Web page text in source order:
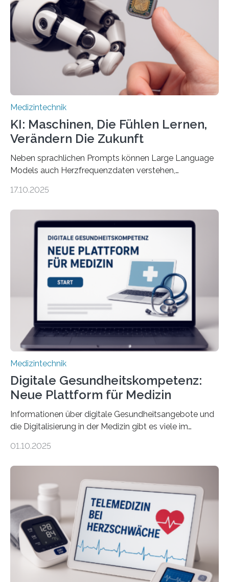
die Entwicklung eines berührungslosen
Assistenzsystems, das den Zustand der Person
kontinuierlich erfasst, pflegende Personen unterstützt
und in Notfällen selbstständig Alarm schlägt. „Die Idee
Medizintechnik
KI: Maschinen, Die Fühlen Lernen,
Verändern Die Zukunft
Neben sprachlichen Prompts können Large Language
Models auch Herzfrequenzdaten verstehen,
haben Dr. Morris Gellisch, ehemals an der Ruhr-
und Boris Burr von der Ruhr-Universität Bochum in
dafür eine technische Schnittstelle, über die
physiologische Daten in Echtzeit an das Sprachmodell
übermittelt werden können. Die Künstliche Intelligenz
kann dadurch auch die Sprache des Körpers
einbeziehen, auf die Menschen keinen bewussten
Einfluss nehmen. Das eröffnet…
17.10.2025
Medizintechnik
Digitale Gesundheitskompetenz:
Neue Plattform für Medizin
Informationen über digitale Gesundheitsangebote und
die Digitalisierung in der Medizin gibt es viele im
seriösen und wissenschaftlich abgesicherten Inhalten?
Forscherinnen der Technischen Universität Dresden
(TUD) richtet sich das Portal sowohl an Patientinnen
und Patienten, aber ebenso an medizinisches
Fachpersonal. Für all diese Zielgruppen bietet sie
speziell zugeschnittene Informationen, um deren
digitale Gesundheitskompetenz zu steigern. MiHUBx ist
01.10.2025